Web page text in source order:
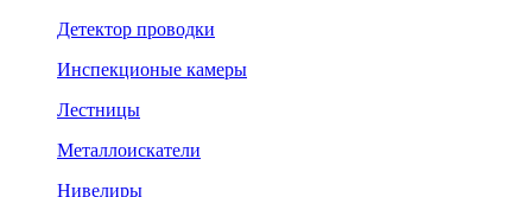
Детектор проводки
Инспекционые камеры
Лестницы
Металлоискатели
Нивелиры